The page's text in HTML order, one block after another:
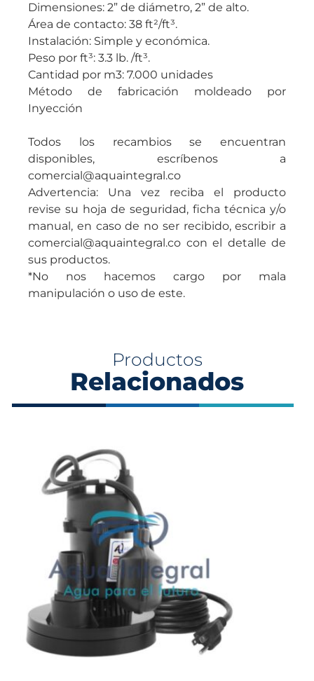
Dimensiones: 2” de diámetro, 2” de alto.
Área de contacto: 38 ft²/ft³.
Instalación: Simple y económica.
Peso por ft³: 3.3 lb. /ft³.
Cantidad por m3: 7.000 unidades
Método de fabricación moldeado por
Inyección
Todos los recambios se encuentran
disponibles, escríbenos a
comercial@aquaintegral.co
Advertencia: Una vez reciba el producto
revise su hoja de seguridad, ficha técnica y/o
manual, en caso de no ser recibido, escribir a
comercial@aquaintegral.co con el detalle de
sus productos.
*No nos hacemos cargo por mala
manipulación o uso de este.
Productos
Relacionados